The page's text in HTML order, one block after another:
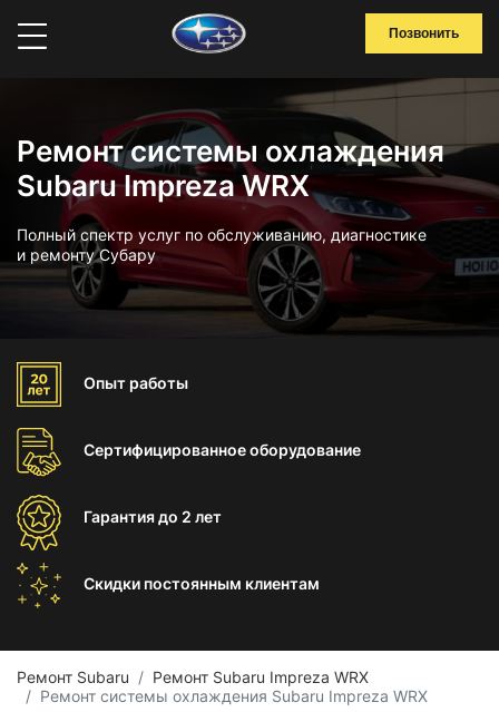
Позвонить
Ремонт системы охлаждения
Subaru Impreza WRX
Полный спектр услуг по обслуживанию, диагностике
и ремонту Субару
Опыт работы
Сертифицированноеоборудование
Гарантиядо 2 лет
Скидки постоянным клиентам
Ремонт Subaru
Ремонт Subaru Impreza WRX
Ремонт системы охлаждения Subaru Impreza WRX